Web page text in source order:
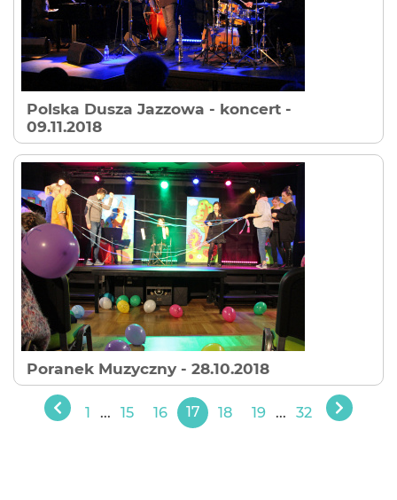
Polska Dusza Jazzowa - koncert -
09.11.2018
Poranek Muzyczny - 28.10.2018
Poprzedni
1 ... 15 16 17 18 19 ... 32